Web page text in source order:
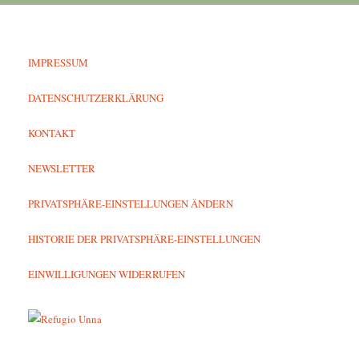
IMPRESSUM
DATENSCHUTZERKLÄRUNG
KONTAKT
NEWSLETTER
PRIVATSPHÄRE-EINSTELLUNGEN ÄNDERN
HISTORIE DER PRIVATSPHÄRE-EINSTELLUNGEN
EINWILLIGUNGEN WIDERRUFEN